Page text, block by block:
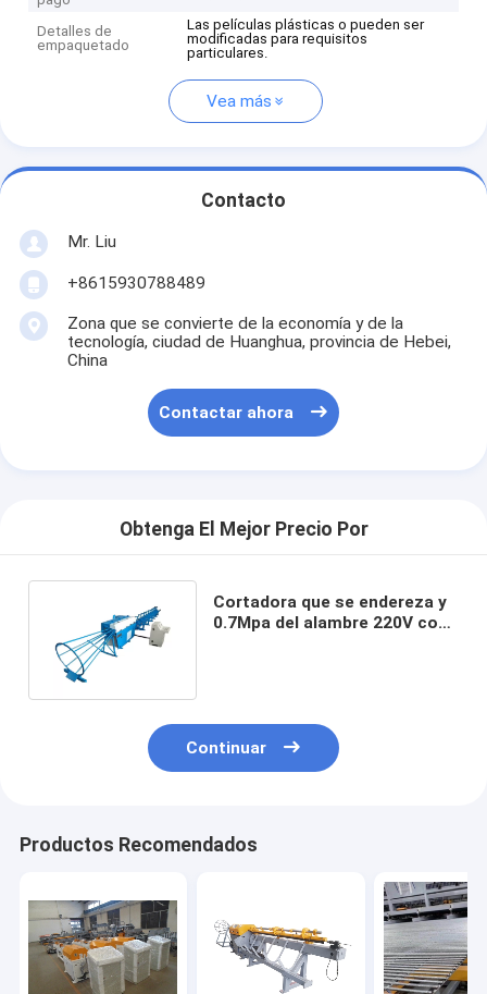
Detalles de
empaquetado
Las películas plásticas o pueden ser
modificadas para requisitos
particulares.
Vea más
Contacto
Mr. Liu
+8615930788489
Zona que se convierte de la economía y de la
tecnología, ciudad de Huanghua, provincia de Hebei,
China
Contactar ahora
Obtenga El Mejor Precio Por
Cortadora que se endereza y
0.7Mpa del alambre 220V con
Continuar
Productos Recomendados